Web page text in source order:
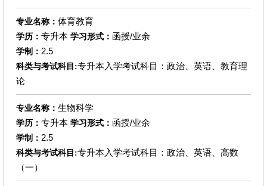
专业名称： 体育教育
学历： 专升本 学习形式： 函授/业余
学制： 2.5
科类与考试科目:专升本入学考试科目：政治、英语、教育理
论
专业名称： 生物科学
学历： 专升本 学习形式： 函授/业余
学制： 2.5
科类与考试科目:专升本入学考试科目：政治、英语、高数
（一）